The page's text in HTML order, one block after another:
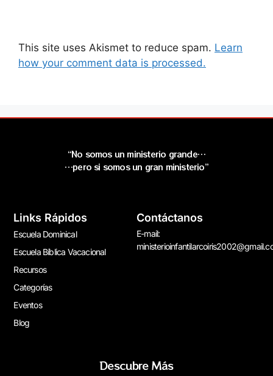
This site uses Akismet to reduce spam. Learn
how your comment data is processed.
“No somos un ministerio grande…
…pero si somos un gran ministerio”
Links Rápidos
Escuela Dominical
Escuela Bíblica Vacacional
Recursos
Categorías
Eventos
Blog
Contáctanos
E-mail:
Descubre Más